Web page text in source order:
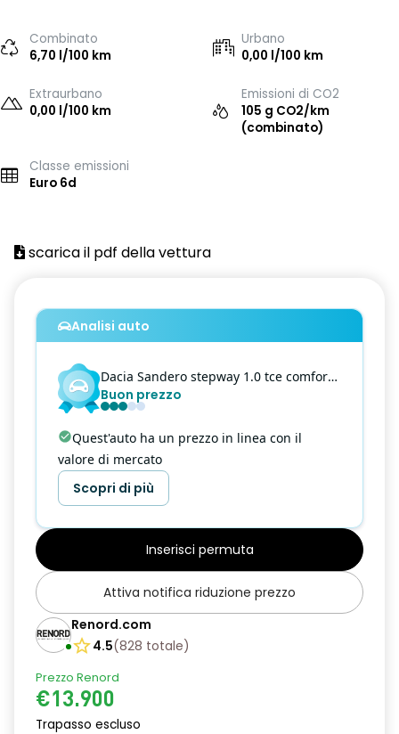
Combinato
6,70 l/100 km
Urbano
0,00 l/100 km
Extraurbano
0,00 l/100 km
Emissioni di CO2
105 g CO2/km
(combinato)
Classe emissioni
Euro 6d
scarica il pdf della vettura
Analisi auto
Dacia Sandero stepway 1.0 tce comfort eco-g 100cv
Buon prezzo
Quest'auto ha un prezzo in linea con il
valore di mercato
Scopri di più
Inserisci permuta
Attiva notifica riduzione prezzo
Renord.com
4.5(828 totale)
Prezzo Renord
€13.900
Trapasso escluso